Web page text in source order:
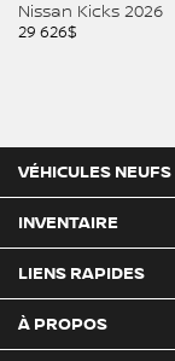
Nissan Kicks 2026
29 626$
VÉHICULES NEUFS
INVENTAIRE
LIENS RAPIDES
À PROPOS